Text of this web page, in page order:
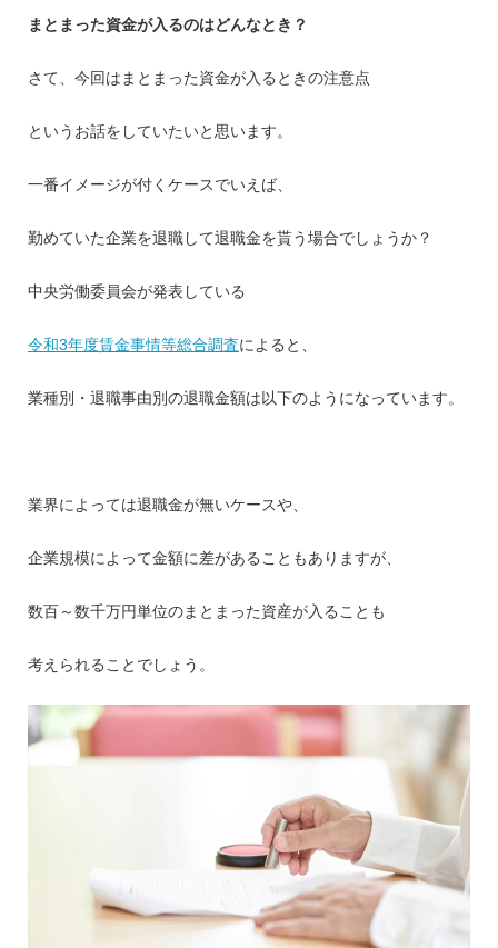
まとまった資金が入るのはどんなとき？
さて、今回はまとまった資金が入るときの注意点
というお話をしていたいと思います。
一番イメージが付くケースでいえば、
勤めていた企業を退職して退職金を貰う場合でしょうか？
中央労働委員会が発表している
令和3年度賃金事情等総合調査によると、
業種別・退職事由別の退職金額は以下のようになっています。
業界によっては退職金が無いケースや、
企業規模によって金額に差があることもありますが、
数百～数千万円単位のまとまった資産が入ることも
考えられることでしょう。